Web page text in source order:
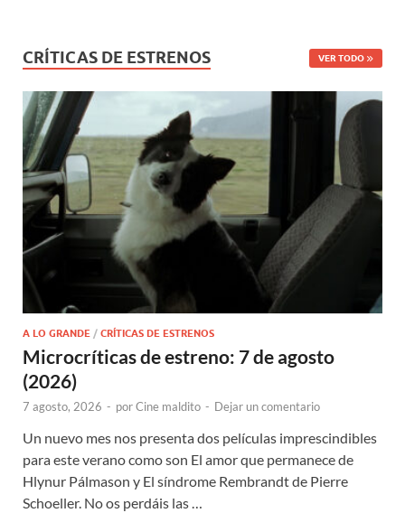
CRÍTICAS DE ESTRENOS VER TODO
A LO GRANDE / CRÍTICAS DE ESTRENOS
Microcríticas de estreno: 7 de agosto
(2026)
7 agosto, 2026 - porCine maldito - Dejar un comentario
Un nuevo mes nos presenta dos películas imprescindibles
para este verano como son El amor que permanece de
Hlynur Pálmason y El síndrome Rembrandt de Pierre
Schoeller. No os perdáis las …